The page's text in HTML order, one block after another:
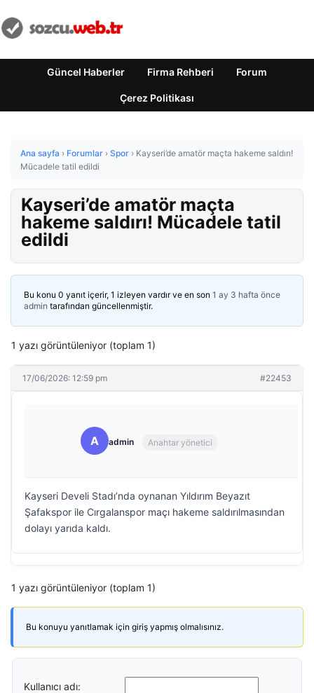
Güncel Haberler Firma Rehberi Forum
Çerez Politikası
Ana sayfa › Forumlar › Spor › Kayseri’de amatör maçta hakeme saldırı!
Mücadele tatil edildi
Kayseri’de amatör maçta
hakeme saldırı! Mücadele tatil
edildi
Bu konu 0 yanıt içerir, 1 izleyen vardır ve en son 1 ay 3 hafta önce
admin tarafından güncellenmiştir.
1 yazı görüntüleniyor (toplam 1)
17/06/2026: 12:59 pm #22453
A admin Anahtar yönetici
Kayseri Develi Stadı’nda oynanan Yıldırım Beyazıt
Şafakspor ile Cırgalanspor maçı hakeme saldırılmasından
dolayı yarıda kaldı.
1 yazı görüntüleniyor (toplam 1)
Bu konuyu yanıtlamak için giriş yapmış olmalısınız.
Kullanıcı adı: